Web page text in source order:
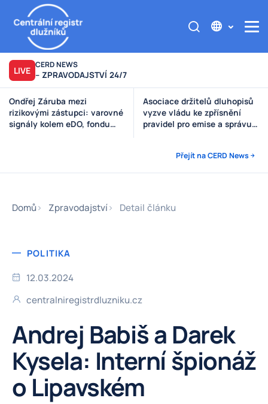
LIVE CERD NEWS
– ZPRAVODAJSTVÍ 24/7
Asociace držitelů dluhopisů
vyzve vládu ke zpřísnění
pravidel pro emise a správu
Výzva poškozeným věřitelům
Štěpánek Auto
Přejít na CERD News
Domů Zpravodajství Detail článku
POLITIKA
12.03.2024
centralniregistrdluzniku.cz
Andrej Babiš a Darek
Kysela: Interní špionáž
o Lipavském